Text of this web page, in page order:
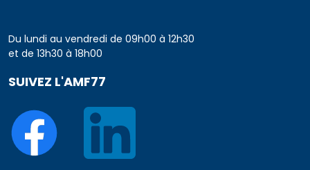
Du lundi au vendredi de 09h00 à 12h30
et de 13h30 à 18h00
SUIVEZ L'AMF77